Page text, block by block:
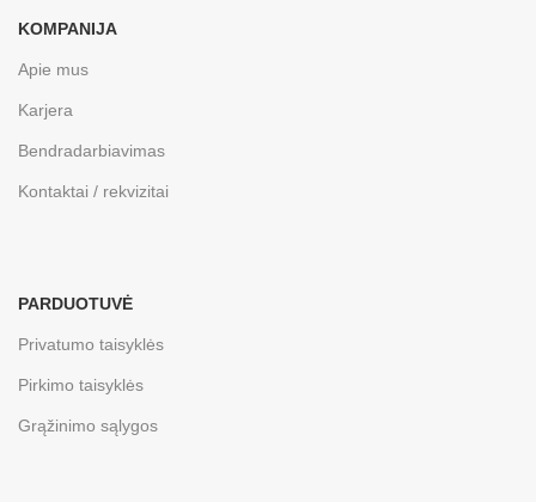
KOMPANIJA
Apie mus
Karjera
Bendradarbiavimas
Kontaktai / rekvizitai
PARDUOTUVĖ
Privatumo taisyklės
Pirkimo taisyklės
Grąžinimo sąlygos